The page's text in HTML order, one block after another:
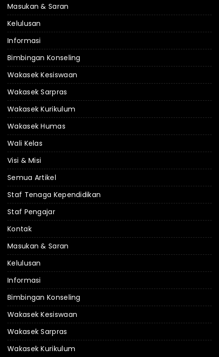
Masukan & Saran
Kelulusan
Informasi
Bimbingan Konseling
Wakasek Kesiswaan
Wakasek Sarpras
Wakasek Kurikulum
Wakasek Humas
Wali Kelas
Visi & Misi
Semua Artikel
Staf Tenaga Kependidikan
Staf Pengajar
Kontak
Masukan & Saran
Kelulusan
Informasi
Bimbingan Konseling
Wakasek Kesiswaan
Wakasek Sarpras
Wakasek Kurikulum